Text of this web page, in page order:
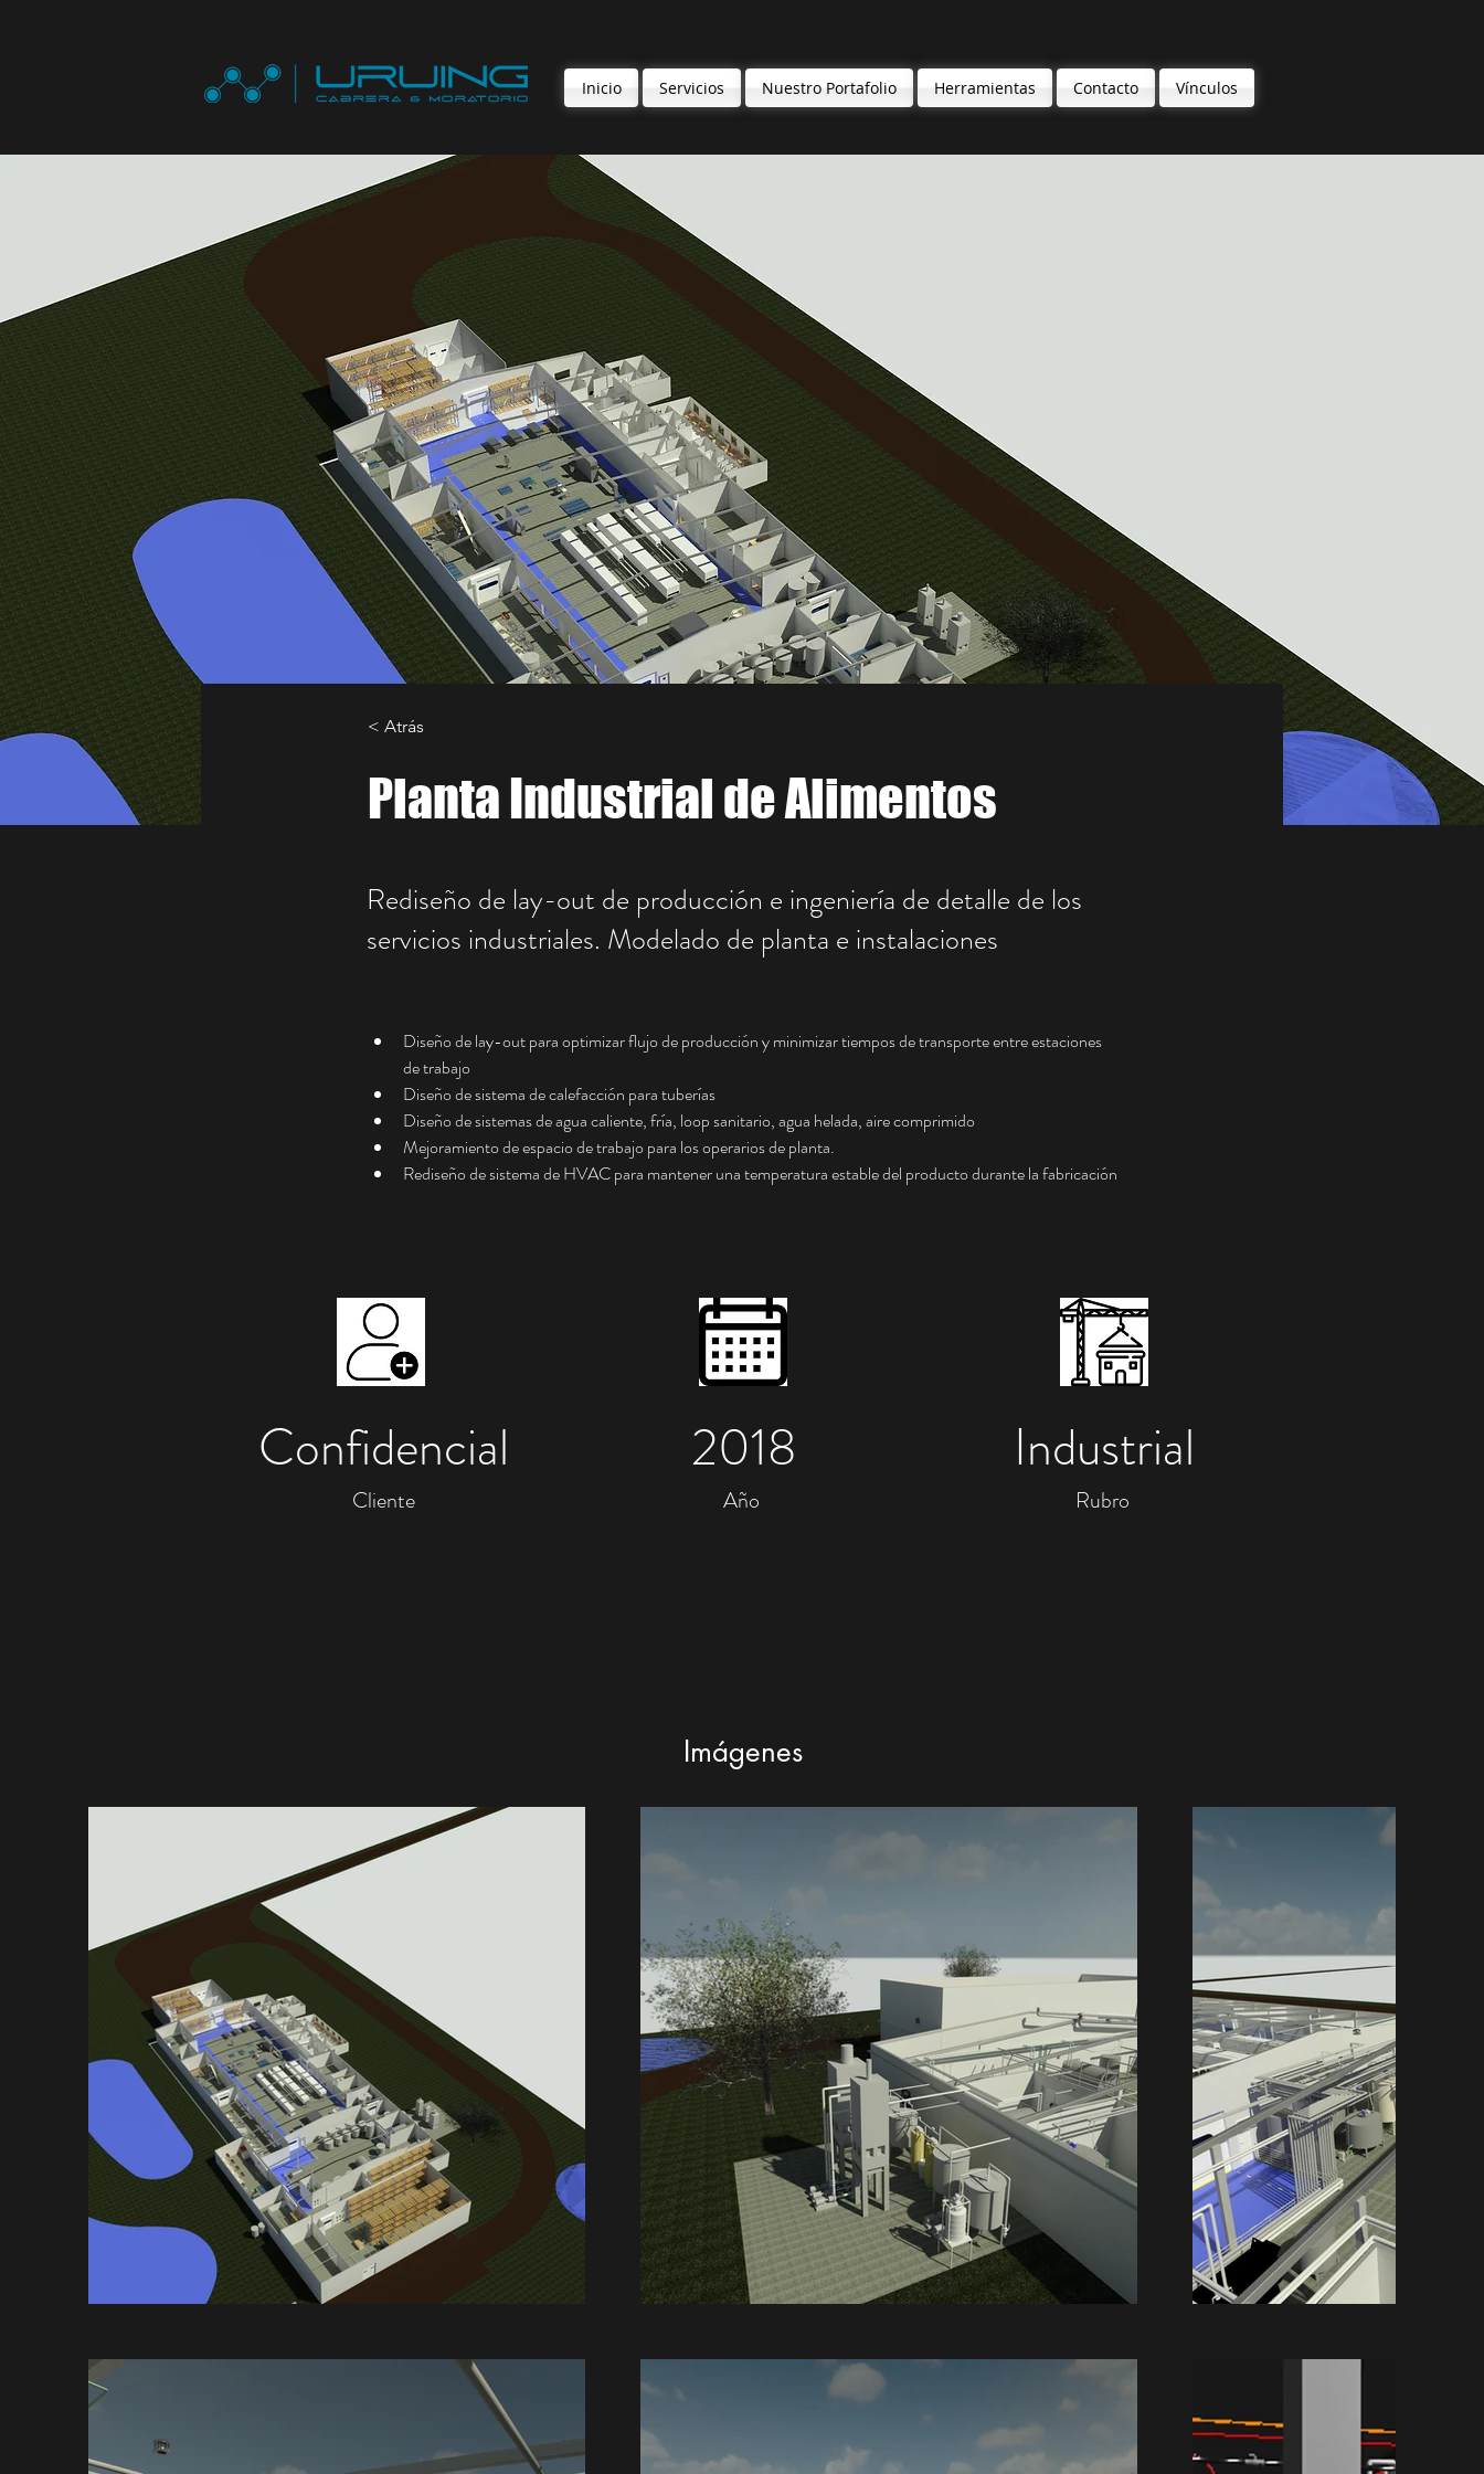
Inicio Servicios Nuestro Portafolio Herramientas Contacto Vínculos
< Atrás
Planta Industrial de Alimentos
Rediseño de lay-out de producción e ingeniería de detalle de los
servicios industriales. Modelado de planta e instalaciones
Diseño de lay-out para optimizar flujo de producción y minimizar tiempos de transporte entre estaciones
de trabajo
Diseño de sistema de calefacción para tuberías
Diseño de sistemas de agua caliente, fría, loop sanitario, agua helada, aire comprimido
Mejoramiento de espacio de trabajo para los operarios de planta.
Rediseño de sistema de HVAC para mantener una temperatura estable del producto durante la fabricación
Confidencial
Cliente
2018
Año
Industrial
Rubro
Imágenes